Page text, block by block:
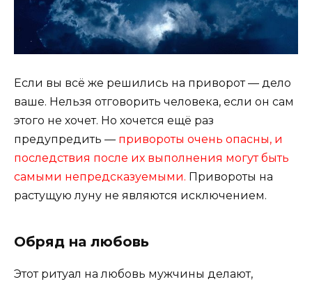
Если вы всё же решились на приворот — дело
ваше. Нельзя отговорить человека, если он сам
этого не хочет. Но хочется ещё раз
предупредить — привороты очень опасны, и
последствия после их выполнения могут быть
самыми непредсказуемыми. Привороты на
растущую луну не являются исключением.
Обряд на любовь
Этот ритуал на любовь мужчины делают,